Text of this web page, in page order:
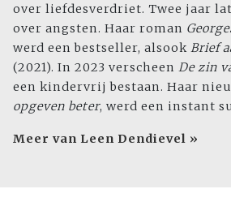
over liefdesverdriet. Twee jaar
over angsten. Haar roman
werd een bestseller, alsook Brief
(2021). In 2023 verscheen De zin
een kindervrij bestaan. Haar
opgeven beter, werd een instant
Meer van Leen Dendievel »